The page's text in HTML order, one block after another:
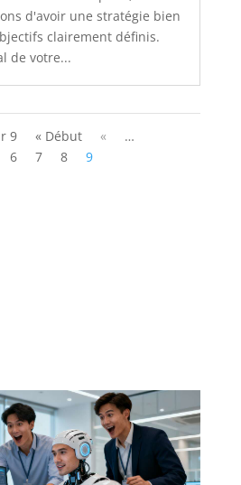
d'avoir une stratégie bien
clairement définis.
de votre...
9 « Début «
…
6 7 8 9